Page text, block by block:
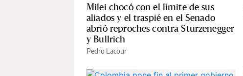
Milei chocó con el límite de sus
aliados y el traspié en el Senado
abrió reproches contra Sturzenegger
y Bullrich
Pedro Lacour